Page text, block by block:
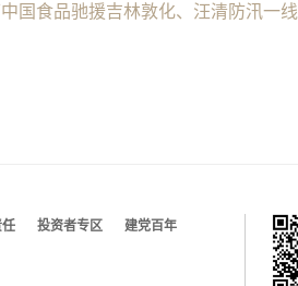
国食品驰援吉林敦化、汪清防汛一线
投资者专区 建党百年